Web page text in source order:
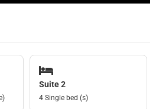
Suite 2
4 Single bed (s)